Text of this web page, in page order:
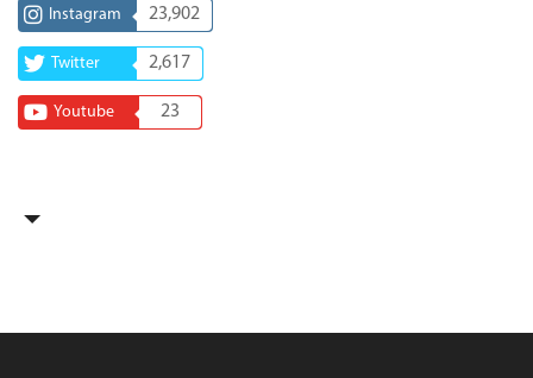
Instagram 23,902
Twitter 2,617
Youtube 23